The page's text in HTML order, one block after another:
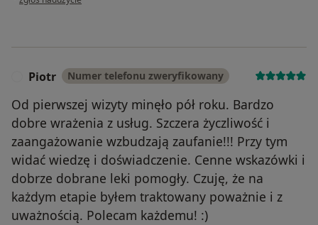
Piotr Numer telefonu zweryfikowany
Od pierwszej wizyty minęło pół roku. Bardzo
dobre wrażenia z usług. Szczera życzliwość i
zaangażowanie wzbudzają zaufanie!!! Przy tym
widać wiedzę i doświadczenie. Cenne wskazówki i
dobrze dobrane leki pomogły. Czuję, że na
każdym etapie byłem traktowany poważnie i z
uważnością. Polecam każdemu! :)